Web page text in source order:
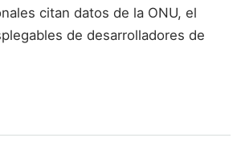
citan datos de la ONU, el
de desarrolladores de